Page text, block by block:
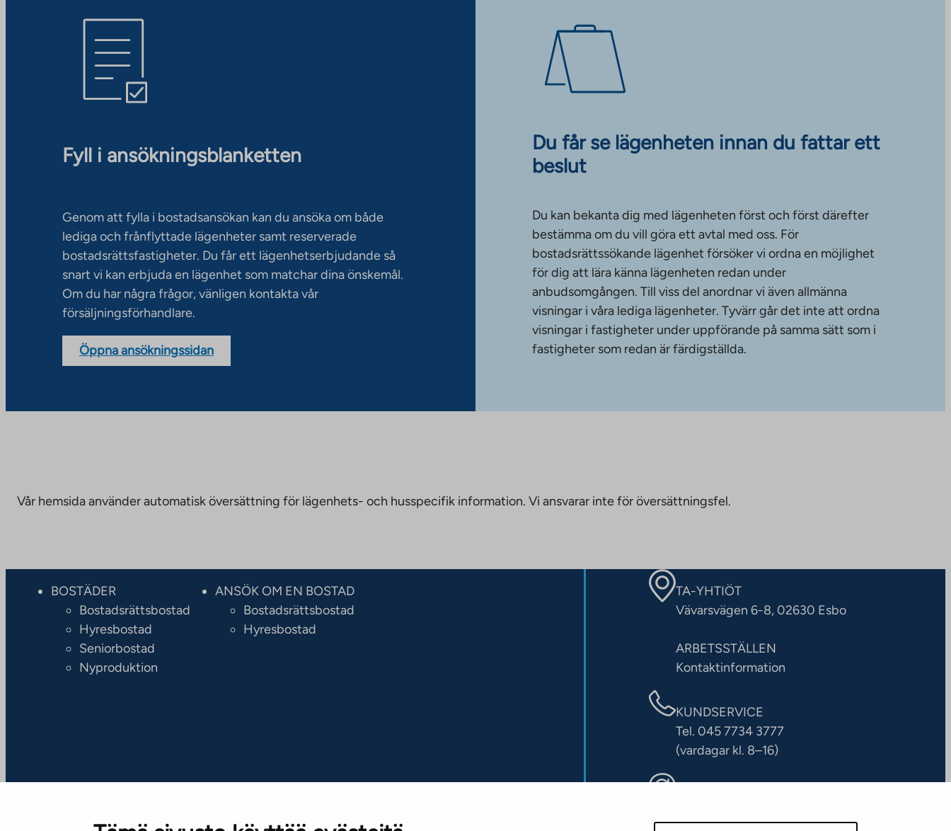
Fyll i ansökningsblanketten
Genom att fylla i bostadsansökan kan du ansöka om både
lediga och frånflyttade lägenheter samt reserverade
bostadsrättsfastigheter. Du får ett lägenhetserbjudande så
snart vi kan erbjuda en lägenhet som matchar dina önskemål.
Om du har några frågor, vänligen kontakta vår
försäljningsförhandlare.
Öppna ansökningssidan
Du får se lägenheten innan du fattar ett
beslut
Du kan bekanta dig med lägenheten först och först därefter
bestämma om du vill göra ett avtal med oss. För
bostadsrättssökande lägenhet försöker vi ordna en möjlighet
för dig att lära känna lägenheten redan under
anbudsomgången. Till viss del anordnar vi även allmänna
visningar i våra lediga lägenheter. Tyvärr går det inte att ordna
visningar i fastigheter under uppförande på samma sätt som i
fastigheter som redan är färdigställda.
Vår hemsida använder automatisk översättning för lägenhets- och husspecifik information. Vi ansvarar inte för översättningsfel.
BOSTÄDER
Bostadsrättsbostad
Hyresbostad
Seniorbostad
Nyproduktion
ANSÖK OM EN BOSTAD
Bostadsrättsbostad
Hyresbostad
TA-YHTIÖT
Vävarsvägen 6-8, 02630 Esbo
ARBETSSTÄLLEN
Kontaktinformation
KUNDSERVICE
Tel. 045 7734 3777
(vardagar kl. 8–16)